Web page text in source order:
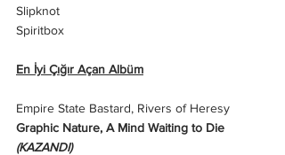
Slipknot
Spiritbox
En İyi Çığır Açan Albüm
Empire State Bastard, Rivers of Heresy
Graphic Nature, A Mind Waiting to Die
(KAZANDI)